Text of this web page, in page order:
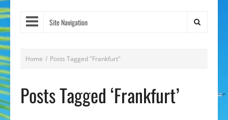
Site Navigation
Home / Posts Tagged "Frankfurt"
Posts Tagged ‘Frankfurt’